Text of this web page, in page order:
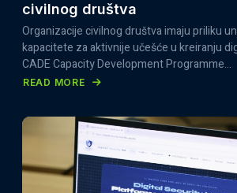
civilnog društva
Organizacije civilnog društva imaju priliku
kapacitete za aktivnije učešće u kreiranju
CADE Capacity Development Programme…
READ MORE
CADE
CAPACITY